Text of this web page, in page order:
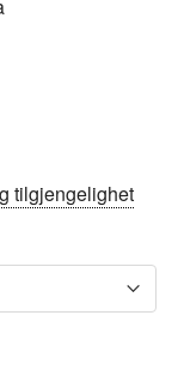
tilgjengelighet